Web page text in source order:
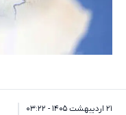
۲۱ اردیبهشت ۱۴۰۵ - ۰۳:۲۲